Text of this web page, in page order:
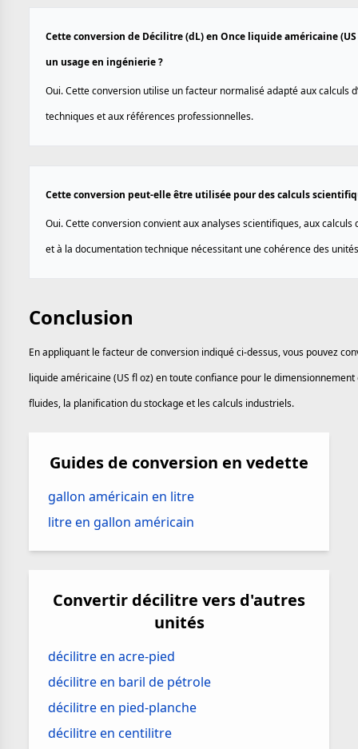
Cette conversion de Décilitre (dL) en Once liquide américaine
un usage en ingénierie ?
Oui. Cette conversion utilise un facteur normalisé adapté aux calculs
techniques et aux références professionnelles.
Cette conversion peut-elle être utilisée pour des calculs
Oui. Cette conversion convient aux analyses scientifiques, aux calculs
et à la documentation technique nécessitant une cohérence des
Conclusion
En appliquant le facteur de conversion indiqué ci-dessus, vous pouvez
liquide américaine (US fl oz) en toute confiance pour le
fluides, la planification du stockage et les calculs industriels.
Guides de conversion en vedette
gallon américain en litre
litre en gallon américain
Convertir décilitre vers d'autres
unités
décilitre en acre-pied
décilitre en baril de pétrole
décilitre en pied-planche
décilitre en centilitre